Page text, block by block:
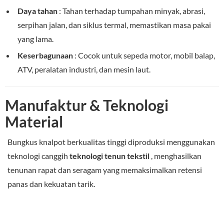
Daya tahan : Tahan terhadap tumpahan minyak, abrasi,
serpihan jalan, dan siklus termal, memastikan masa pakai
yang lama.
Keserbagunaan : Cocok untuk sepeda motor, mobil balap,
ATV, peralatan industri, dan mesin laut.
Manufaktur & Teknologi
Material
Bungkus knalpot berkualitas tinggi diproduksi menggunakan
teknologi canggih teknologi tenun tekstil , menghasilkan
tenunan rapat dan seragam yang memaksimalkan retensi
panas dan kekuatan tarik.